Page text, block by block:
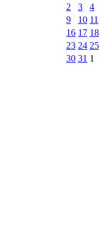
2
3 4
9
10 11
16 17 18
23 24 25
30 31 1